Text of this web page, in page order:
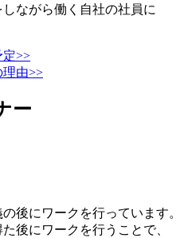
ながら働く自社の社員に
定>>
由>>
ー
後にワークを行っています。
後にワークを行うことで、